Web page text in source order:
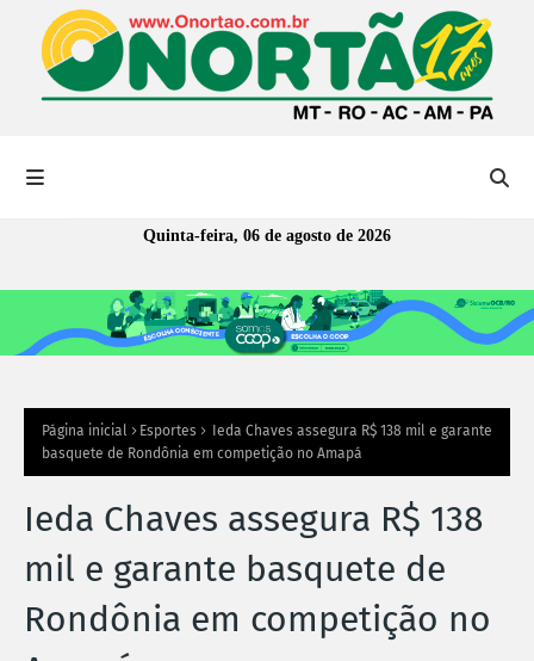
Quinta-feira, 06 de agosto de 2026
Página inicial Esportes
Ieda Chaves assegura R$ 138 mil e garante
basquete de Rondônia em competição no Amapá
Ieda Chaves assegura R$ 138
mil e garante basquete de
Rondônia em competição no